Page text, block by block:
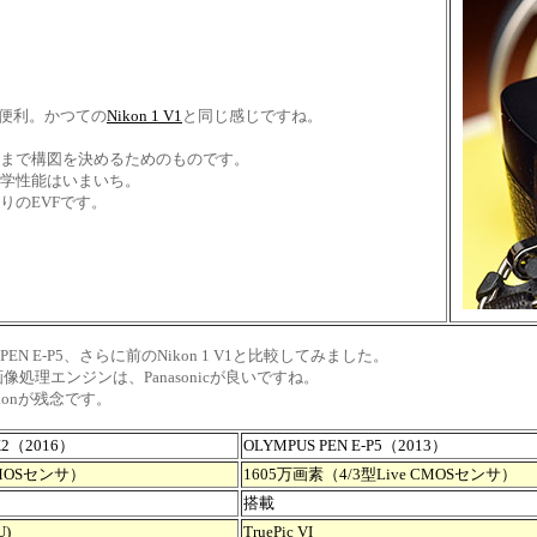
利。かつてのNikon 1 V1 と同じ感じですね。
で構図を決めるためのものです。
性能はいまいち。
のEVFです。
E-P5、さらに前のNikon 1 V1と比較してみました。
処理エンジンは、Panasonicが良いですね。
が残念です。
（2016）
OLYMPUS PEN E-P5（2013）
センサ）
1605万画素（4/3型Live CMOSセンサ）
搭載
TruePic VI